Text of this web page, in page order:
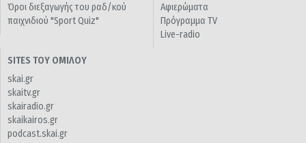
Όροι διεξαγωγής του ραδ/κού
παιχνιδιού "Sport Quiz"
Αφιερώματα
Πρόγραμμα TV
Live-radio
SITES ΤΟΥ ΟΜΙΛΟΥ
skai.gr
skaitv.gr
skairadio.gr
skaikairos.gr
podcast.skai.gr